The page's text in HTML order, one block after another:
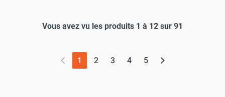
Vous avez vu les produits 1 à 12 sur 91
1 (page actuelle)
2 3 4 5